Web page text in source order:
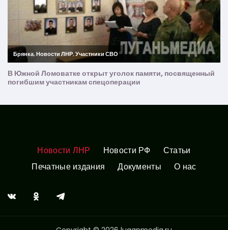
Новости ЛНР Новости РФ
Статьи
Печатные издания
Документы О нас